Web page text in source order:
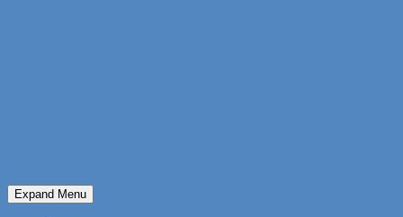
Expand Menu